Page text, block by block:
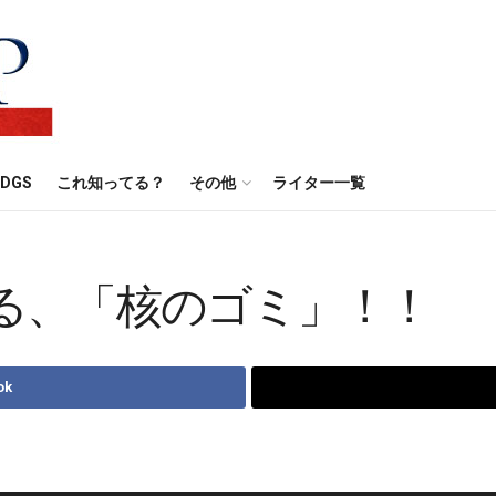
これ知ってる？ その他 ライター一覧
「核のゴミ」！！